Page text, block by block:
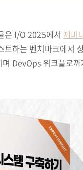
은 I/O 2025에서 제미
하는 벤치마크에서
DevOps 워크플로